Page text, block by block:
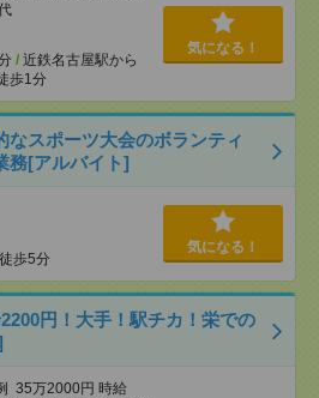
/ 近鉄名古屋駅から
歩1分
気になる！
なスポーツ大会のボランティ
務[アルバイト]
歩5分
気になる！
円！大手！駅チカ！栄での
35万2000円 時給